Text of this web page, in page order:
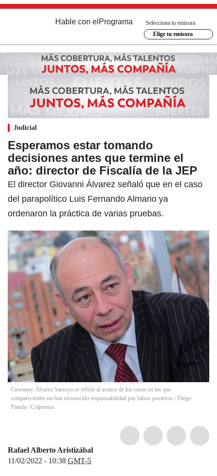
Hable con el Programa
Selecciona tu emisora
Elige tu emisora
Judicial
Esperamos estar tomando
decisiones antes que termine el
año: director de Fiscalía de la JEP
El director Giovanni Álvarez señaló que en el caso
del parapolítico Luis Fernando Almario ya
ordenaron la práctica de varias pruebas.
Giovanny Álvarez Santoyo se refirió al avance de los casos en los que
comparecientes no han reconocido responsabilidad por falsos positivos / Diego
Pineda / Colprensa
Rafael Alberto Aristizábal
11/02/2022 - 10:38 GMT-5